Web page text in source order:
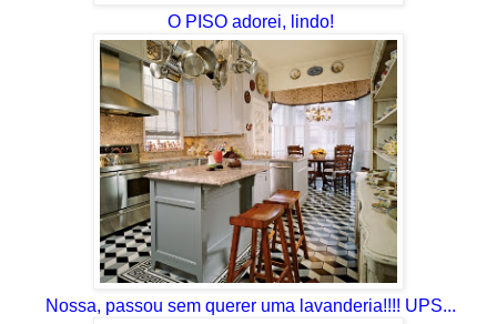
O PISO adorei, lindo!
Nossa, passou sem querer uma lavanderia!!!! UPS...